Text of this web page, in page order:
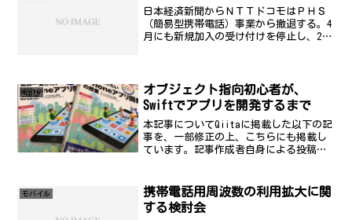
日本経済新聞からＮＴＴドコモはＰＨＳ
（簡易型携帯電話）事業から撤退する。4
月にも新規加入の受け付けを停止し、2、
撃？
Apple
オブジェクト指向初心者が、
Swiftでアプリを開発するまで
本記事についてQiitaに掲載した以下の記
事を、一部修正の上、こちらにも掲載し
ています。記事作成者自身による投稿で
ドベントカレンダー18日目を書きます...
モバイル
携帯電話用周波数の利用拡大に関
する検討会